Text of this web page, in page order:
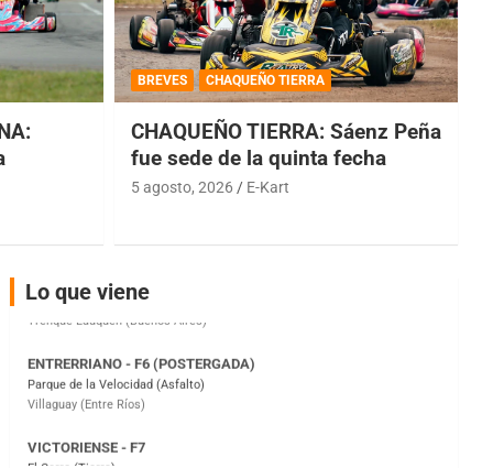
BREVES CHAQUEÑO TIERRA
CHAQUEÑO TIERRA: Sáenz Peña
fue sede de la quinta fecha
5 agosto, 2026 E-Kart
Lo que viene
COBERTURA ESPECIAL DE E-KART.COM.AR
08/09-AGO
IAME SERIES ARGENTINA 6
Ramiro Tot (Asfalto)
Baradero (Buenos Aires)
Parque de la Velocidad (Asfalto)
El Cerro (Tierra)
Victoria (Entre Ríos)
Moto Club Reginense (Tierra)